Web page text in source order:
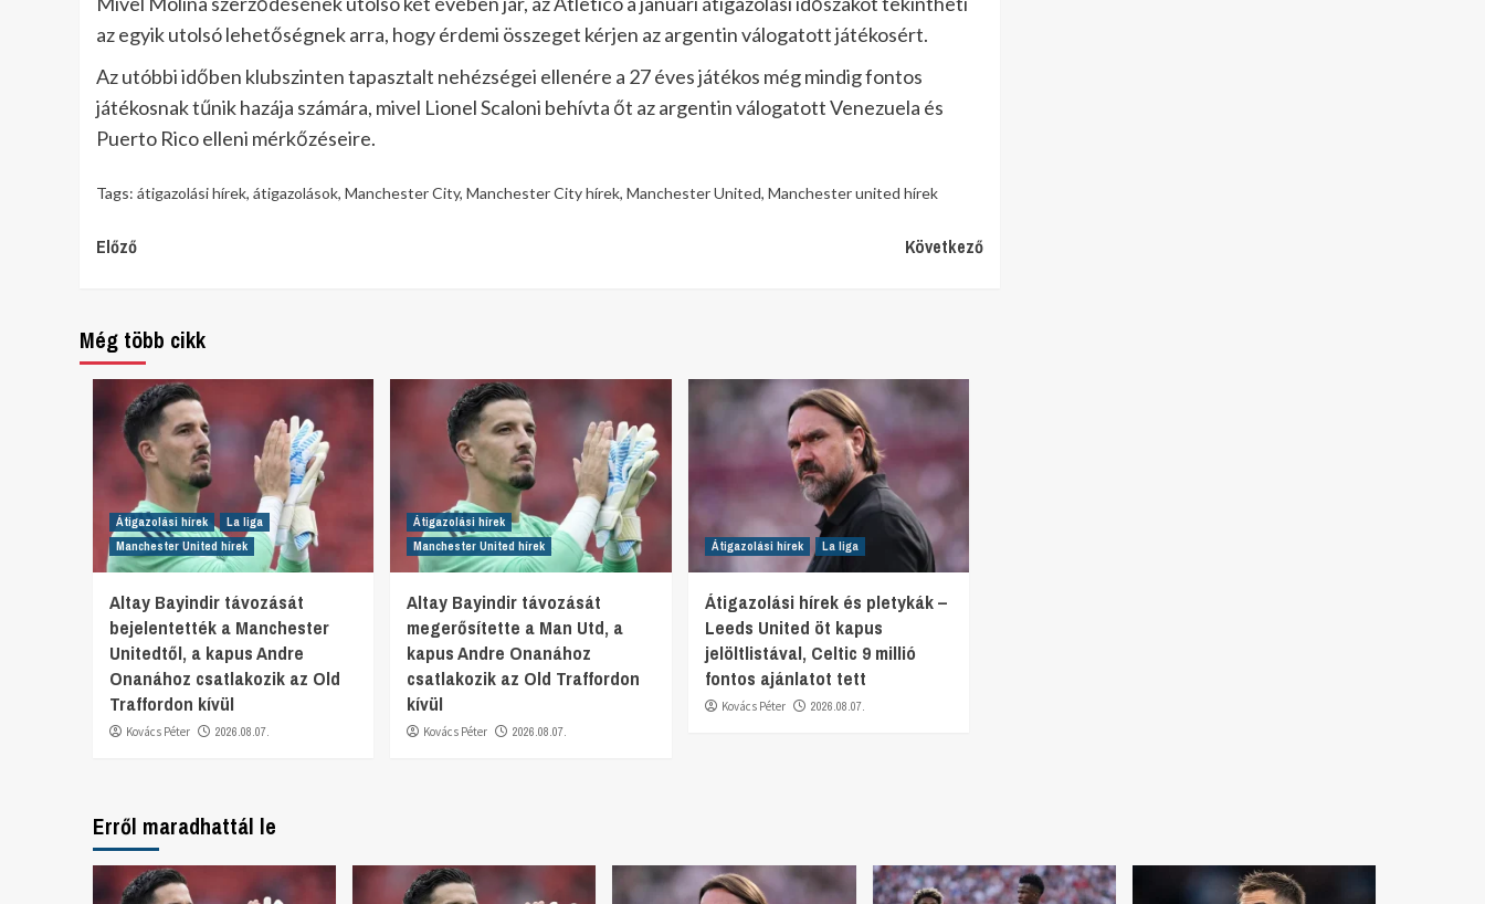
az egyik utolsó lehetőségnek arra, hogy érdemi összeget kérjen az argentin válogatott játékosért.
Az utóbbi időben klubszinten tapasztalt nehézségei ellenére a 27 éves játékos még mindig fontos
játékosnak tűnik hazája számára, mivel Lionel Scaloni behívta őt az argentin válogatott Venezuela és
Puerto Rico elleni mérkőzéseire.
Tags: átigazolási hírek, átigazolások, Manchester City, Manchester City hírek, Manchester United, Manchester united hírek
Continue
Előző Következő
Még több cikk
Átigazolási hírek
La liga
Manchester United hírek
Altay Bayindir távozását
bejelentették a Manchester
Unitedtől, a kapus Andre
Onanához csatlakozik az Old
Traffordon kívül
Kovács Péter 2026.08.07.
Átigazolási hírek
Manchester United hírek
Altay Bayindir távozását
megerősítette a Man Utd, a
kapus Andre Onanához
csatlakozik az Old Traffordon
kívül
Kovács Péter 2026.08.07.
Átigazolási hírek La liga
Átigazolási hírek és pletykák –
Leeds United öt kapus
jelöltlistával, Celtic 9 millió
fontos ajánlatot tett
Kovács Péter 2026.08.07.
Erről maradhattál le